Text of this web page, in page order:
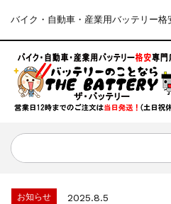
バイク・自動車・産業用バッテリー格
お知らせ
2025.8.5